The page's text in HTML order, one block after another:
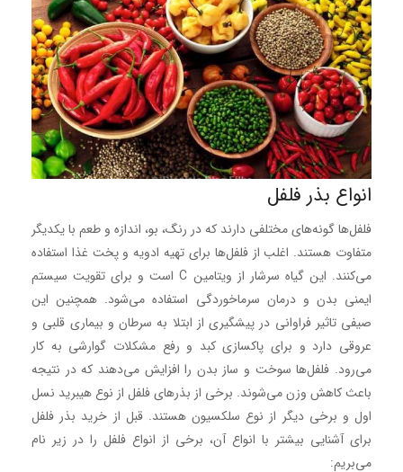
انواع بذر فلفل
فلفل‌ها گونه‌های مختلفی دارند که در رنگ، بو، اندازه و طعم با یکدیگر
متفاوت هستند. اغلب از فلفل‌ها برای تهیه ادویه و پخت غذا استفاده
می‌کنند. این گیاه سرشار از ویتامین C است و برای تقویت سیستم
ایمنی بدن و درمان سرماخوردگی استفاده می‌شود. همچنین این
صیفی تاثیر فراوانی در پیشگیری از ابتلا به سرطان و بیماری قلبی و
عروقی دارد و برای پاکسازی کبد و رفع مشکلات گوارشی به کار
می‌رود. فلفل‌ها سوخت و ساز بدن را افزایش می‌دهند که در نتیجه
باعث کاهش وزن می‌شوند. برخی از بذرهای فلفل از نوع هیبرید نسل
اول و برخی دیگر از نوع سلکسیون هستند. قبل از خرید بذر فلفل
برای آشنایی بیشتر با انواع آن، برخی از انواع فلفل را در زیر نام
می‌بریم: